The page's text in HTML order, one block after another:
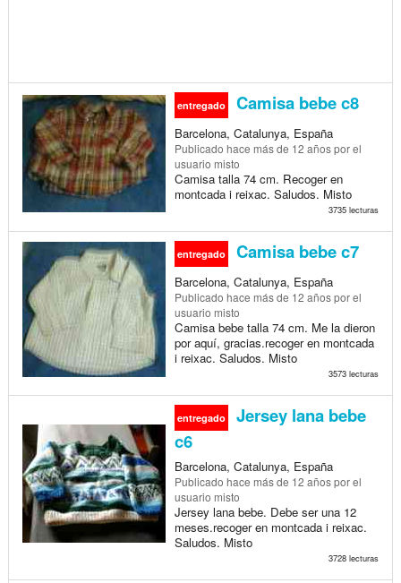
entregado Camisa bebe c8
Barcelona, Catalunya, España
Publicado hace más de 12 añospor el
usuario misto
Camisa talla 74 cm. Recoger en
montcada i reixac. Saludos. Misto
3735 lecturas
entregado Camisa bebe c7
Barcelona, Catalunya, España
Publicado hace más de 12 añospor el
usuario misto
Camisa bebe talla 74 cm. Me la dieron
por aquí, gracias.recoger en montcada
i reixac. Saludos. Misto
3573 lecturas
entregado
Jersey lana bebe
c6
Barcelona, Catalunya, España
Publicado hace más de 12 añospor el
usuario misto
Jersey lana bebe. Debe ser una 12
meses.recoger en montcada i reixac.
Saludos. Misto
3728 lecturas